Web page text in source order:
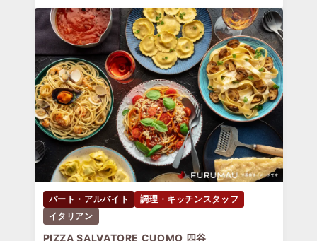
パート・アルバイト
調理・キッチンスタッフ
イタリアン
PIZZA SALVATORE CUOMO 四谷